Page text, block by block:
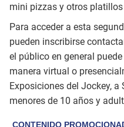
mini pizzas y otros platillos
Para acceder a esta
pueden inscribirse
el público en general
manera virtual o
Exposiciones del Jockey,
menores de 10 años y